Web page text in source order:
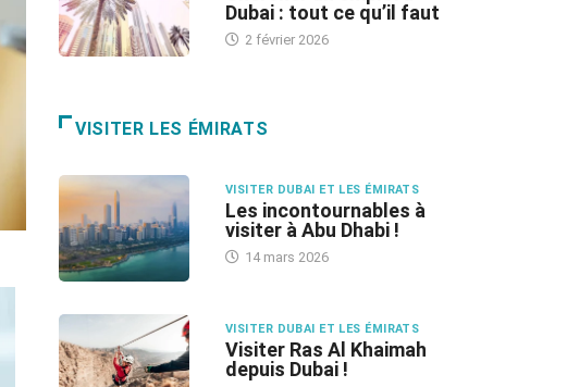
Dubai : tout ce qu’il faut
2 février 2026
VISITER LES ÉMIRATS
VISITER DUBAI ET LES ÉMIRATS
Les incontournables à
visiter à Abu Dhabi !
14 mars 2026
VISITER DUBAI ET LES ÉMIRATS
Visiter Ras Al Khaimah
depuis Dubai !